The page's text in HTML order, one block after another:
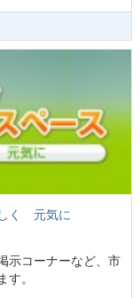
く 元気に
示コーナーなど、市
す。